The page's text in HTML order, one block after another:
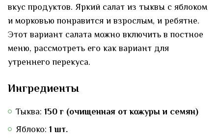
вкус продуктов. Яркий салат из тыквы с яблоком
и морковью понравится и взрослым, и ребятне.
Этот вариант салата можно включить в постное
меню, рассмотреть его как вариант для
утреннего перекуса.
Ингредиенты
Тыква: 150 г (очищенная от кожуры и семян)
Яблоко: 1 шт.